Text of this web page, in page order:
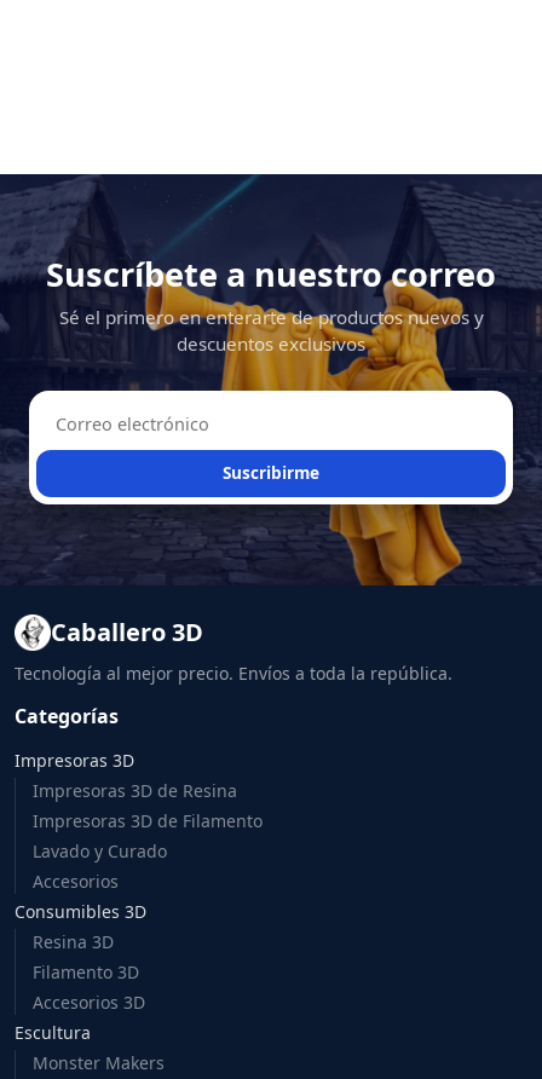
Suscríbete a nuestro correo
Sé el primero en enterarte de productos nuevos y
descuentos exclusivos
Suscribirme
Caballero 3D
Tecnología al mejor precio. Envíos a toda la república.
Categorías
Impresoras 3D
Impresoras 3D de Resina
Impresoras 3D de Filamento
Lavado y Curado
Accesorios
Consumibles 3D
Resina 3D
Filamento 3D
Accesorios 3D
Escultura
Monster Makers